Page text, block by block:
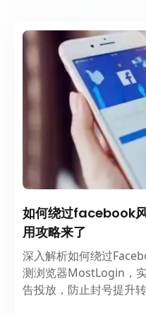
如何绕过facebook
用攻略来了
深入解析如何绕过
测浏览器MostLogin，
告投放，防止封号提升转